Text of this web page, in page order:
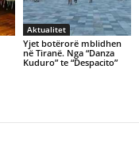
Aktualitet
Yjet botërorë mblidhen
në Tiranë. Nga “Danza
Kuduro” te “Despacito”